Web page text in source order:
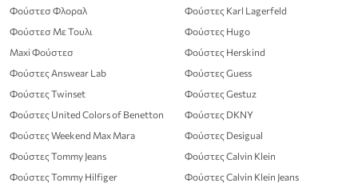
Φούστεσ Φλοραλ
Φούστεσ Με Τουλι
Maxi Φούστεσ
Φούστες Answear Lab
Φούστες Twinset
Φούστες United Colors of Benetton
Φούστες Weekend Max Mara
Φούστες Tommy Jeans
Φούστες Tommy Hilfiger
Φούστες Karl Lagerfeld
Φούστες Hugo
Φούστες Herskind
Φούστες Guess
Φούστες Gestuz
Φούστες DKNY
Φούστες Desigual
Φούστες Calvin Klein
Φούστες Calvin Klein Jeans